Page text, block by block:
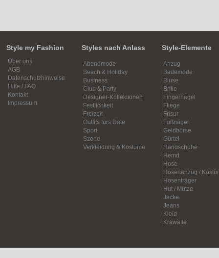
Style my Fashion
Über uns
AGB
Datenschutzhinweise
Hilfe / FAQ
Kontakt
Impressum
Styles nach Anlass
Abendmode
Beach & Holiday
Business
Club & Party
Designer-Kollektionen
Festlichkeit
Freizeit
Outfits fürs Date
Sport
Szene
Verkleidung & Kostüme
Style-Elemente
Anzug
Bademode
Bluse
Brille
Fingernägel
Fliege
Frisur
Fußnägel
Geldbörse
Gürtel
Handschuhe
Hemd
Hose
Hosenanzug /
Hosenträger
Hut / Mütze
Jacke
Jeans
Kleid
Krawatte